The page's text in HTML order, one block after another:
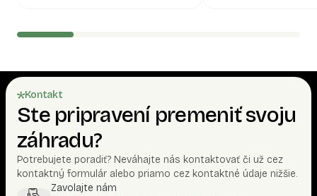
Kontakt
Ste pripravení premeniť svoju
záhradu?
Potrebujete poradiť? Neváhajte nás kontaktovať či už cez
kontaktný formulár alebo priamo cez kontaktné údaje nižšie.
Zavolajte nám